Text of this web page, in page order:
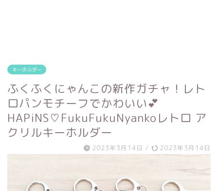
キーホルダー
ふくふくにゃんこの新作ガチャ！レト
ロパンモチーフでかわいい💕
HAPiNS♡FukuFukuNyankoレトロ ア
クリルキーホルダー
2023年3月14日 / 2023年3月14日